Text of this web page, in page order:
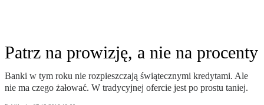
Patrz na prowizję, a nie na procenty
Banki w tym roku nie rozpieszczają świątecznymi kredytami. Ale
nie ma czego żałować. W tradycyjnej ofercie jest po prostu taniej.